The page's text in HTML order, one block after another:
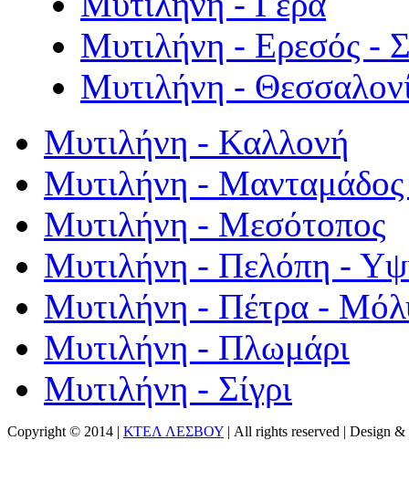
Μυτιλήνη - Ερεσός -
Μυτιλήνη -
Μυτιλήνη - Καλλονή
Μυτιλήνη - Μανταμάδος
Μυτιλήνη - Μεσότοπος
Μυτιλήνη - Πελόπη -
Μυτιλήνη - Πέτρα -
Μυτιλήνη - Πλωμάρι
Μυτιλήνη - Σίγρι
Copyright © 2014 | ΚΤΕΛ ΛΕΣΒΟΥ | All rights reserved | Design &